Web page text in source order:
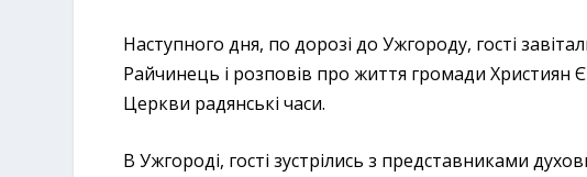
Наступного дня, по дорозі до Ужгороду, гості
Райчинець і розповів про життя громади Християн
Церкви радянські часи.
В Ужгороді, гості зустрілись з представниками